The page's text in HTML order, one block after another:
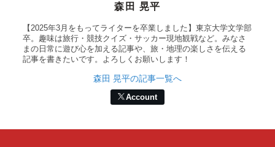
森田 晃平
【2025年3月をもってライターを卒業しました】東京大学文学部
卒。趣味は旅行・競技クイズ・サッカー現地観戦など。みなさ
まの日常に遊び心を加える記事や、旅・地理の楽しさを伝える
記事を書きたいです。よろしくお願いします！
森田 晃平の記事一覧へ
Account